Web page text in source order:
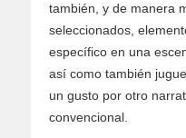
también, y de manera
seleccionados,
específico en una
así como también
un gusto por otro
convencional.